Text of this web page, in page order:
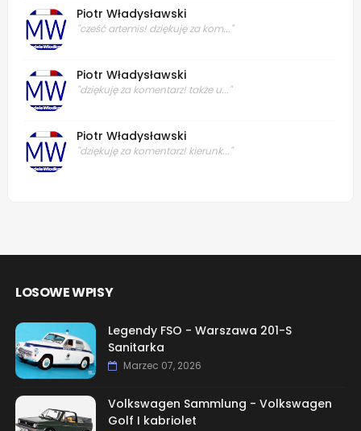
Piotr Władysławski
"cześć artemis! dziękuję za kom..."
Piotr Władysławski
"dziękuję za komentarz! także u..."
Piotr Władysławski
"dziękuję za komentarz! kierunk..."
LOSOWE WPISY
Legendy FSO - Warszawa 201-S
Sanitarka
Marzec 07, 2026
Volkswagen Sammlung - Volkswagen
Golf I kabriolet